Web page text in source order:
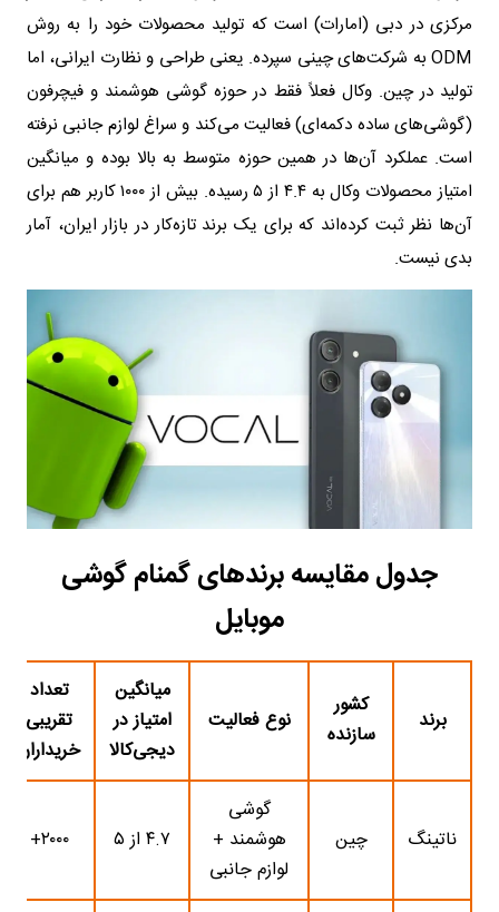
مرکزی در دبی (امارات) است که تولید محصولات خود را به روش
ODM به شرکت‌های چینی سپرده. یعنی طراحی و نظارت ایرانی، اما
تولید در چین. وکال فعلاً فقط در حوزه گوشی هوشمند و فیچرفون
(گوشی‌های ساده دکمه‌ای) فعالیت می‌کند و سراغ لوازم جانبی نرفته
است. عملکرد آن‌ها در همین حوزه متوسط به بالا بوده و میانگین
امتیاز محصولات وکال به ۴.۴ از ۵ رسیده. بیش از ۱۰۰۰ کاربر هم برای
آن‌ها نظر ثبت کرده‌اند که برای یک برند تازه‌کار در بازار ایران، آمار
بدی نیست.
جدول مقایسه برندهای گمنام گوشی
موبایل
برند
کشور
سازنده
نوع فعالیت
میانگین
امتیاز در
دیجی‌کالا
تعداد
تقریبی
خریداران
ناتینگ چین
گوشی
هوشمند +
لوازم جانبی
۴.۷ از ۵ ۲۰۰۰+